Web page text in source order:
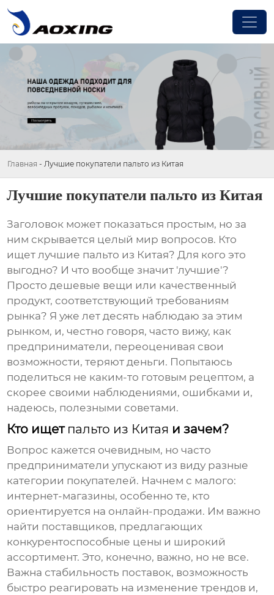
Главная - Лучшие покупатели пальто из Китая
Лучшие покупатели пальто из Китая
Заголовок может показаться простым, но за
ним скрывается целый мир вопросов. Кто
ищет лучшие пальто из Китая? Для кого это
выгодно? И что вообще значит 'лучшие'?
Просто дешевые вещи или качественный
продукт, соответствующий требованиям
рынка? Я уже лет десять наблюдаю за этим
рынком, и, честно говоря, часто вижу, как
предприниматели, переоценивая свои
возможности, теряют деньги. Попытаюсь
поделиться не каким-то готовым рецептом, а
скорее своими наблюдениями, ошибками и,
надеюсь, полезными советами.
Кто ищет пальто из Китая и зачем?
Вопрос кажется очевидным, но часто
предприниматели упускают из виду разные
категории покупателей. Начнем с малого:
интернет-магазины, особенно те, кто
ориентируется на онлайн-продажи. Им важно
найти поставщиков, предлагающих
конкурентоспособные цены и широкий
ассортимент. Это, конечно, важно, но не все.
Важна стабильность поставок, возможность
быстро реагировать на изменение трендов и,